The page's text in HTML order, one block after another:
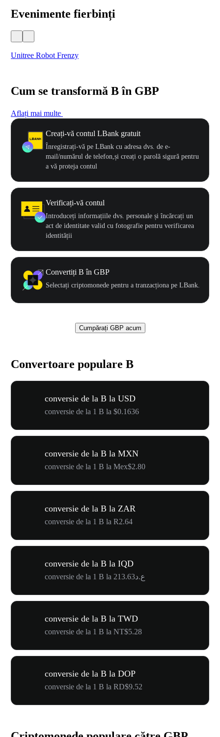
Evenimente fierbinți
Unitree Robot Frenzy
Cum se transformă B în GBP
Aflați mai multe
Creați-vă contul LBank gratuit
Înregistrați-vă pe LBank cu adresa dvs. de e-
mail/numărul de telefon,și creați o parolă sigură pentru
a vă proteja contul
Verificați-vă contul
Introduceți informațiile dvs. personale și încărcați un
act de identitate valid cu fotografie pentru verificarea
identității
Convertiți B în GBP
Selectați criptomonede pentru a tranzacționa pe LBank.
Cumpărați GBP acum
Convertoare populare B
conversie de la B la USD
conversie de la 1 B la $0.1636
conversie de la B la MXN
conversie de la 1 B la Mex$2.80
conversie de la B la ZAR
conversie de la 1 B la R2.64
conversie de la B la IQD
conversie de la 1 B la ع.د213.63
conversie de la B la TWD
conversie de la 1 B la NT$5.28
conversie de la B la DOP
conversie de la 1 B la RD$9.52